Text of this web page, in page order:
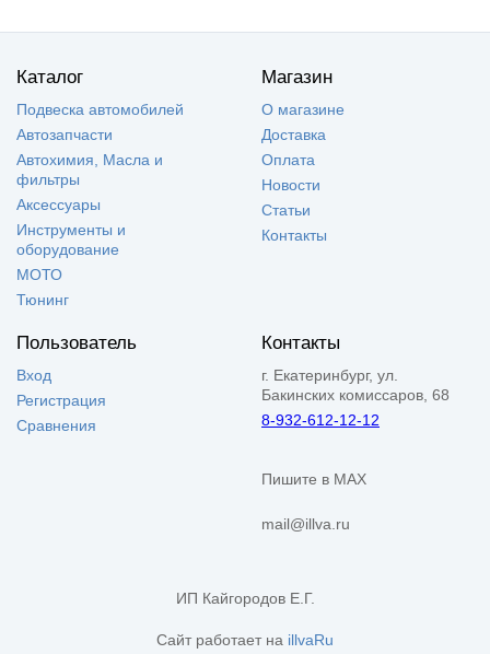
Каталог
Подвеска автомобилей
Автозапчасти
Автохимия, Масла и
фильтры
Аксессуары
Инструменты и
оборудование
МОТО
Тюнинг
Магазин
О магазине
Доставка
Оплата
Новости
Статьи
Контакты
Пользователь
Вход
Регистрация
Сравнения
Контакты
г. Екатеринбург, ул.
Бакинских комиссаров, 68
8-932-612-12-12
Пишите в MAX
mail@illva.ru
ИП Кайгородов Е.Г.
Сайт работает на illvaRu